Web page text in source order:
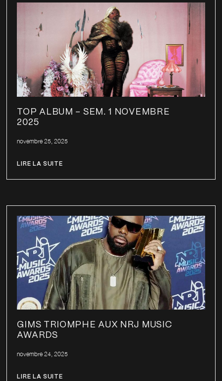
TOP ALBUM – SEM. 1 NOVEMBRE
2025
novembre 25, 2025
LIRE LA SUITE
GIMS TRIOMPHE AUX NRJ MUSIC
AWARDS
novembre 24, 2025
LIRE LA SUITE